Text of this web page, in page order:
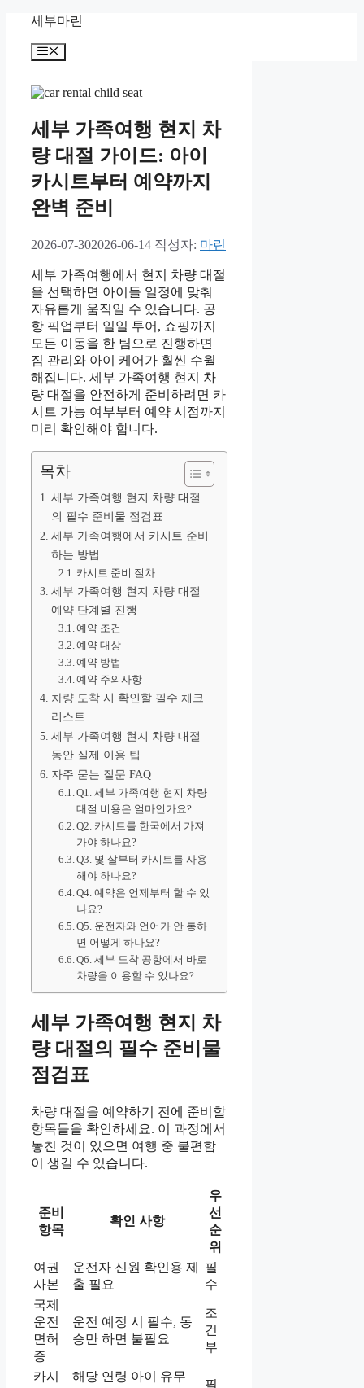
세부마린
메
세부 가족여행 현지 차
량 대절 가이드: 아이
카시트부터 예약까지
완벽 준비
2026-07-302026-06-14 작성자: 마린
세부 가족여행에서 현지 차량 대절
을 선택하면 아이들 일정에 맞춰
자유롭게 움직일 수 있습니다. 공
항 픽업부터 일일 투어, 쇼핑까지
모든 이동을 한 팀으로 진행하면
짐 관리와 아이 케어가 훨씬 수월
해집니다. 세부 가족여행 현지 차
량 대절을 안전하게 준비하려면 카
시트 가능 여부부터 예약 시점까지
미리 확인해야 합니다.
목차
세부 가족여행 현지 차량 대절
의 필수 준비물 점검표
세부 가족여행에서 카시트 준비
하는 방법
카시트 준비 절차
세부 가족여행 현지 차량 대절
예약 단계별 진행
예약 조건
예약 대상
예약 방법
예약 주의사항
차량 도착 시 확인할 필수 체크
리스트
세부 가족여행 현지 차량 대절
동안 실제 이용 팁
자주 묻는 질문 FAQ
Q1. 세부 가족여행 현지 차량
대절 비용은 얼마인가요?
Q2. 카시트를 한국에서 가져
가야 하나요?
Q3. 몇 살부터 카시트를 사용
해야 하나요?
Q4. 예약은 언제부터 할 수 있
나요?
Q5. 운전자와 언어가 안 통하
면 어떻게 하나요?
Q6. 세부 도착 공항에서 바로
차량을 이용할 수 있나요?
세부 가족여행 현지 차
량 대절의 필수 준비물
점검표
차량 대절을 예약하기 전에 준비할
항목들을 확인하세요. 이 과정에서
놓친 것이 있으면 여행 중 불편함
이 생길 수 있습니다.
준비
항목
확인 사항
우
선
순
위
여권
사본
운전자 신원 확인용 제
출 필요
필
수
국제
운전
면허
증
운전 예정 시 필수, 동
승만 하면 불필요
조
건
부
카시
해당 연령 아이 유무
필